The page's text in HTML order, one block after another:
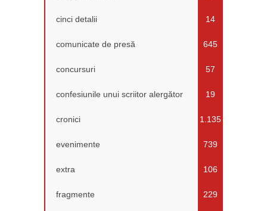
cinci detalii 14
comunicate de presă 645
concursuri 57
confesiunile unui scriitor alergător 19
cronici 1.135
evenimente 739
extra 106
fragmente 229